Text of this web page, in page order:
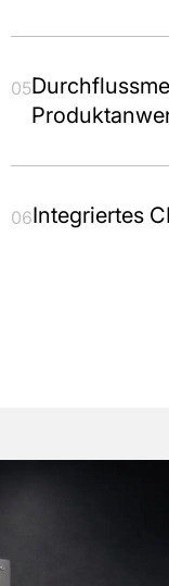
05
06Integriertes